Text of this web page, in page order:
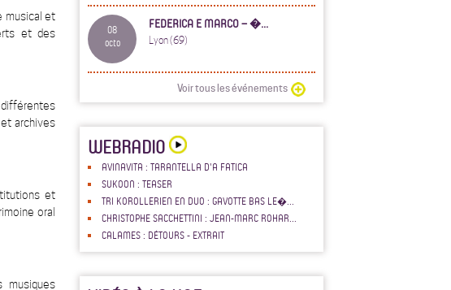
musical et
et des
archives
et
oral
musiques
08
octo
FEDERICA E MARCO – �...
Lyon (69)
Voir tous les événements
WEBRADIO
AVINAVITA : TARANTELLA D'A FATICA
SUKOON : TEASER
TRI KOROLLERIEN EN DUO : GAVOTTE BAS LE�...
CHRISTOPHE SACCHETTINI : JEAN-MARC ROHAR...
CALAMES : DÉTOURS - EXTRAIT